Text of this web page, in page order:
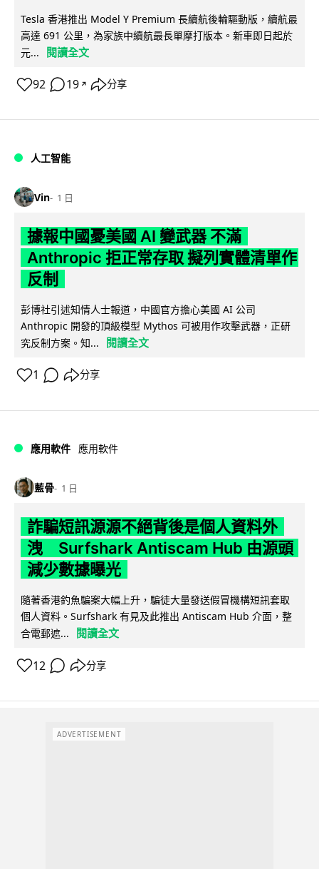
Tesla 香港推出 Model Y Premium 長續航後輪驅動版，續航最
高達 691 公里，為家族中續航最長單摩打版本。新車即日起於
元...
閱讀全文
92 19 ↗ 分享
人工智能
Vin 1 日
據報中國憂美國 AI 變武器 不滿
Anthropic 拒正常存取 擬列實體清單作
反制
彭博社引述知情人士報道，中國官方擔心美國 AI 公司
Anthropic 開發的頂級模型 Mythos 可被用作攻擊武器，正研
究反制方案。知...
閱讀全文
1 分享
應用軟件 應用軟件
藍骨 1 日
詐騙短訊源源不絕背後是個人資料外
洩 Surfshark Antiscam Hub 由源頭
減少數據曝光
隨著香港釣魚騙案大幅上升，騙徒大量發送假冒機構短訊套取
個人資料。Surfshark 有見及此推出 Antiscam Hub 介面，整
合電郵遮...
閱讀全文
12 分享
ADVERTISEMENT